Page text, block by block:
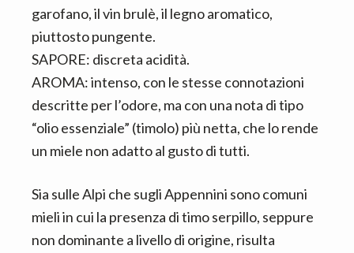
garofano, il vin brulè, il legno aromatico,
piuttosto pungente.
SAPORE: discreta acidità.
AROMA: intenso, con le stesse connotazioni
descritte per l’odore, ma con una nota di tipo
“olio essenziale” (timolo) più netta, che lo rende
un miele non adatto al gusto di tutti.
Sia sulle Alpi che sugli Appennini sono comuni
mieli in cui la presenza di timo serpillo, seppure
non dominante a livello di origine, risulta